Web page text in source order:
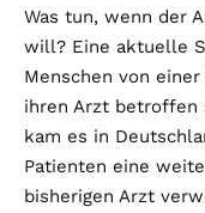
Was tun, wenn der
will? Eine aktuelle
Menschen von
ihren Arzt betroffen
kam es in
Patienten eine
bisherigen Arzt